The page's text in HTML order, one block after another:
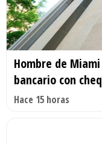
Hombre de
bancario con
Hace 15 horas